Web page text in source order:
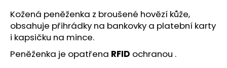
Kožená peněženka z broušené hovězí kůže,
obsahuje přihrádky na bankovky a platební karty
i kapsičku na mince.
Peněženka je opatřena RFID ochranou .
HLEDAT